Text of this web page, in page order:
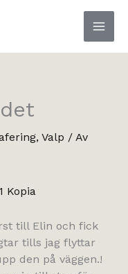
, Valp / Av
till Elin och fick
tills jag flyttar
den på väggen.!